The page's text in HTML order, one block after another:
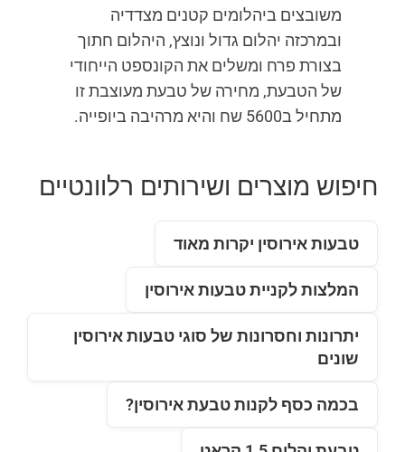
משובצים ביהלומים קטנים מצדדיה
ובמרכזה יהלום גדול ונוצץ, היהלום חתוך
בצורת פרח ומשלים את הקונספט הייחודי
של הטבעת, מחירה של טבעת מעוצבת זו
מתחיל ב5600 שח והיא מרהיבה ביופייה.
חיפוש מוצרים ושירותים רלוונטיים
טבעות אירוסין יקרות מאוד
המלצות לקניית טבעות אירוסין
יתרונות וחסרונות של סוגי טבעות אירוסין
שונים
בכמה כסף לקנות טבעת אירוסין?